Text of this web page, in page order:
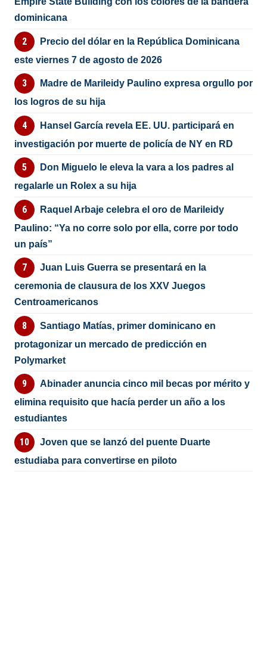
dominicana
Precio del dólar en la República Dominicana
este viernes 7 de agosto de 2026
Madre de Marileidy Paulino expresa orgullo por
los logros de su hija
Hansel García revela EE. UU. participará en
investigación por muerte de policía de NY en RD
Don Miguelo le eleva la vara a los padres al
regalarle un Rolex a su hija
Raquel Arbaje celebra el oro de Marileidy
Paulino: “Ya no corre solo por ella, corre por todo
un país”
Juan Luis Guerra se presentará en la
ceremonia de clausura de los XXV Juegos
Centroamericanos
Santiago Matías, primer dominicano en
protagonizar un mercado de predicción en
Polymarket
Abinader anuncia cinco mil becas por mérito y
elimina requisito que hacía perder un año a los
estudiantes
Joven que se lanzó del puente Duarte
estudiaba para convertirse en piloto